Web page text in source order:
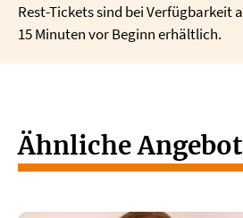
Rest-Tickets sind bei Verfügbarkeit
15 Minuten vor Beginn erhältlich.
Ähnliche